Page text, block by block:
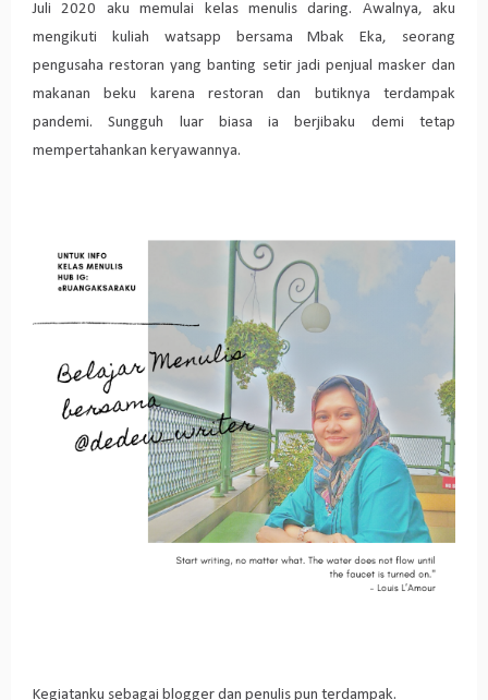
Juli 2020 aku memulai kelas menulis daring. Awalnya, aku
mengikuti kuliah watsapp bersama Mbak Eka, seorang
pengusaha restoran yang banting setir jadi penjual masker dan
makanan beku karena restoran dan butiknya terdampak
pandemi. Sungguh luar biasa ia berjibaku demi tetap
mempertahankan keryawannya.
Kegiatanku sebagai blogger dan penulis pun terdampak.